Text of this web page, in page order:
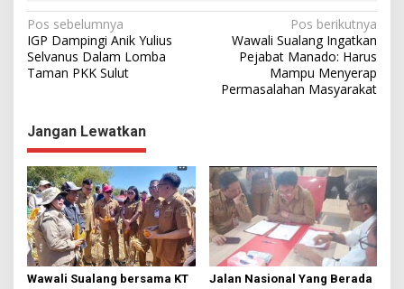
N
a
v
g
a
s
i
p
o
s
Pos sebelumnya
IGP Dampingi Anik Yulius
Selvanus Dalam Lomba
Taman PKK Sulut
Pos berikutnya
Wawali Sualang Ingatkan
Pejabat Manado: Harus
Mampu Menyerap
Permasalahan Masyarakat
Jangan Lewatkan
Wawali Sualang bersama KT
Jalan Nasional Yang Berada